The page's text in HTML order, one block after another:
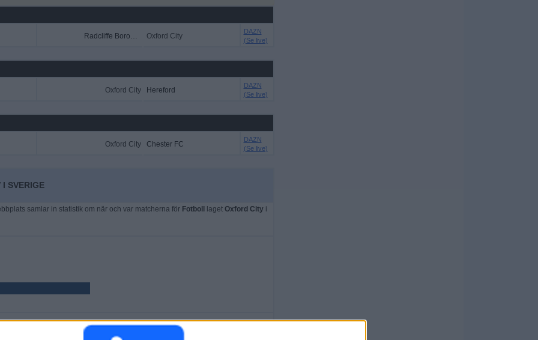
Radcliffe Borough Oxford City
DAZN
(Se live)
Oxford City Hereford
DAZN
(Se live)
Oxford City Chester FC
DAZN
(Se live)
SVERIGE
samlar in statistik om när och var matcherna för Fotboll laget Oxford Cityi